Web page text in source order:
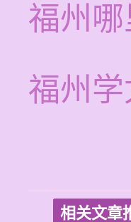
福州
福州
相关文章